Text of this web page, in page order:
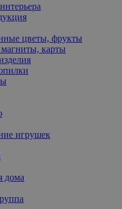
цветы, фрукты
карты
игрушек
дома